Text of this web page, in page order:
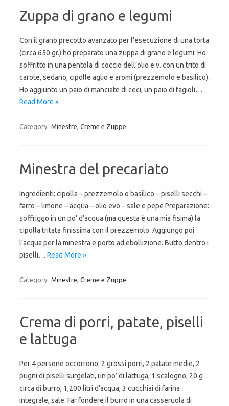
Zuppa di grano e legumi
Con il grano precotto avanzato per l’esecuzione di una torta
(circa 650 gr.) ho preparato una zuppa di grano e legumi. Ho
soffritto in una pentola di coccio dell’olio e.v. con un trito di
carote, sedano, cipolle aglio e aromi (prezzemolo e basilico).
Ho aggiunto un paio di manciate di ceci, un paio di fagioli…
Read More »
Category: Minestre, Creme e Zuppe
Minestra del precariato
Ingredienti: cipolla – prezzemolo o basilico – piselli secchi –
farro – limone – acqua – olio evo – sale e pepe Preparazione:
soffriggo in un po’ d’acqua (ma questa è una mia fisima) la
cipolla tritata finissima con il prezzemolo. Aggiungo poi
l’acqua per la minestra e porto ad ebollizione. Butto dentro i
piselli… Read More »
Category: Minestre, Creme e Zuppe
Crema di porri, patate, piselli
e lattuga
Per 4 persone occorrono: 2 grossi porri, 2 patate medie, 2
pugni di piselli surgelati, un po’ di lattuga, 1 scalogno, 20 g
circa di burro, 1,200 litri d’acqua, 3 cucchiai di farina
integrale, sale. Far fondere il burro in una casseruola di